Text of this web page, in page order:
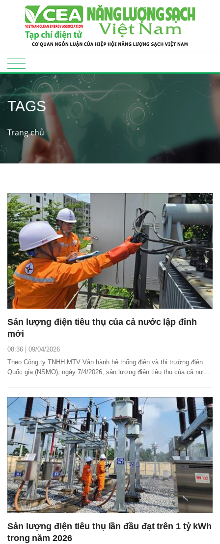
TAGS
Trang chủ
Sản lượng điện tiêu thụ của cả nước lập đỉnh
mới
08:36 | 09/04/2026
Theo Công ty TNHH MTV Vận hành hệ thống điện và thị trường điện
Quốc gia (NSMO), ngày 7/4/2026, sản lượng điện tiêu thụ của cả nước
Sản lượng điện tiêu thụ lần đầu đạt trên 1 tỷ kWh
trong năm 2026